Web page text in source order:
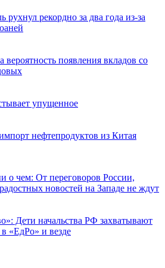
рухнул рекордно за два года из-за
появления вкладов со
упущенное
нефтепродуктов из Китая
о чем: От переговоров России,
новостей на Западе не ждут
Дети начальства РФ захватывают
«ЕдРо» и везде